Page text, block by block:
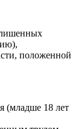
лишенных
положенной
(младше 18 лет